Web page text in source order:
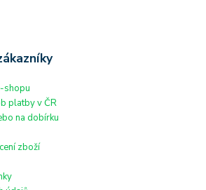
shopu
platby v ČR
na dobírku
zboží